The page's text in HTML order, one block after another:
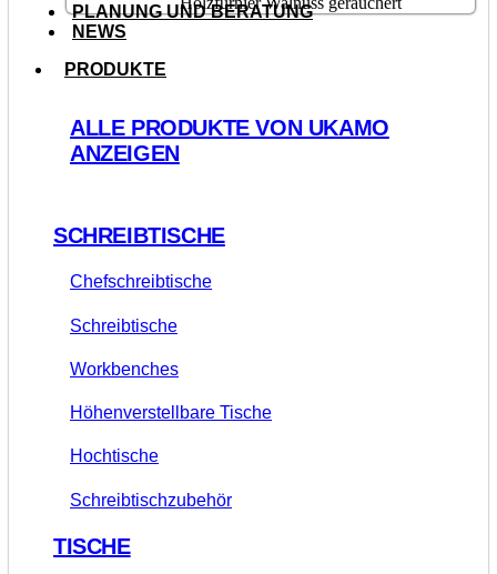
PLANUNG UND BERATUNG
NEWS
PRODUKTE
ALLE PRODUKTE VON UKAMO
ANZEIGEN
SCHREIBTISCHE
Chefschreibtische
Schreibtische
Workbenches
Höhenverstellbare Tische
Hochtische
Schreibtischzubehör
TISCHE